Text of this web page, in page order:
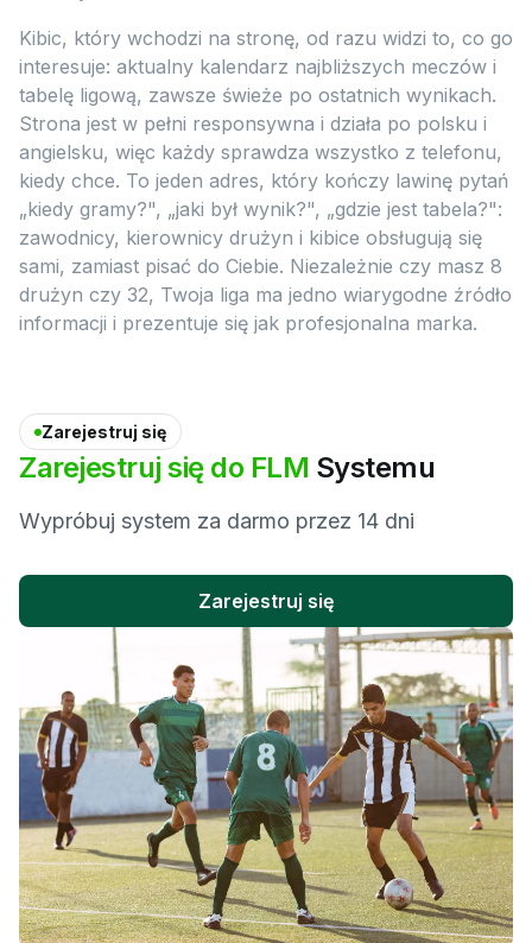
Kibic, który wchodzi na stronę, od razu widzi to, co go
interesuje: aktualny kalendarz najbliższych meczów i
tabelę ligową, zawsze świeże po ostatnich wynikach.
Strona jest w pełni responsywna i działa po polsku i
angielsku, więc każdy sprawdza wszystko z telefonu,
kiedy chce. To jeden adres, który kończy lawinę pytań
„kiedy gramy?", „jaki był wynik?", „gdzie jest tabela?":
zawodnicy, kierownicy drużyn i kibice obsługują się
sami, zamiast pisać do Ciebie. Niezależnie czy masz 8
drużyn czy 32, Twoja liga ma jedno wiarygodne źródło
informacji i prezentuje się jak profesjonalna marka.
Zarejestruj się
Zarejestrujsię do FLM Systemu
Wypróbuj system za darmo przez 14 dni
Zarejestruj się